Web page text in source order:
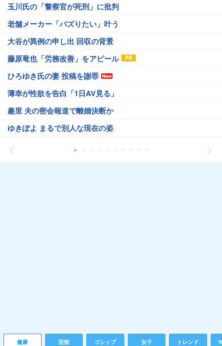
玉川氏の「警察官が死刑」に批判
老舗メーカー「バズりたい」叶う
大谷が異例の申し出 回収の背景
藤原竜也「労務改善」をアピール
ひろゆき氏の妻 投稿を謝罪
薄幸が性欲を告白「1日AV見る」
趣里 夫の密会報道で離婚決断か
ゆきぽよ まるで別人な現在の姿
健康 芸能 ゴシップ 女子 トレンド